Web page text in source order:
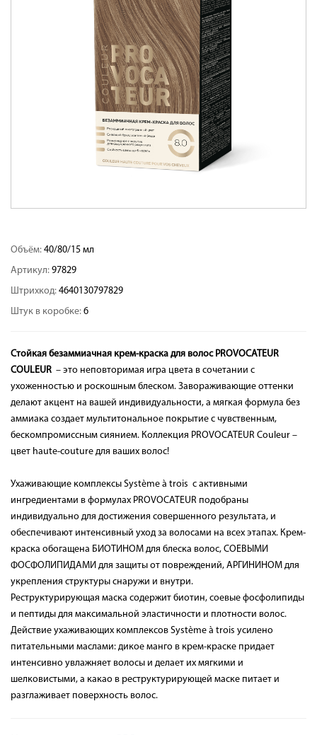
Объём: 40/80/15 мл
Артикул: 97829
Штрихкод: 4640130797829
Штук в коробке: 6
Стойкая безаммиачная крем-краска для волос PROVOCATEUR
COULEUR – это неповторимая игра цвета в сочетании с
ухоженностью и роскошным блеском. Завораживающие оттенки
делают акцент на вашей индивидуальности, а мягкая формула без
аммиака создает мультитональное покрытие с чувственным,
бескомпромиссным сиянием. Коллекция PROVOCATEUR Couleur –
цвет haute-couture для ваших волос!
Ухаживающие комплексы Système à trois с активными
ингредиентами в формулах PROVOCATEUR подобраны
индивидуально для достижения совершенного результата, и
обеспечивают интенсивный уход за волосами на всех этапах. Крем-
краска обогащена БИОТИНОМ для блеска волос, СОЕВЫМИ
ФОСФОЛИПИДАМИ для защиты от повреждений, АРГИНИНОМ для
укрепления структуры снаружи и внутри.
Реструктурирующая маска содержит биотин, соевые фосфолипиды
и пептиды для максимальной эластичности и плотности волос.
Действие ухаживающих комплексов Système à trois усилено
питательными маслами: дикое манго в крем-краске придает
интенсивно увлажняет волосы и делает их мягкими и
шелковистыми, а какао в реструктурирующей маске питает и
разглаживает поверхность волос.